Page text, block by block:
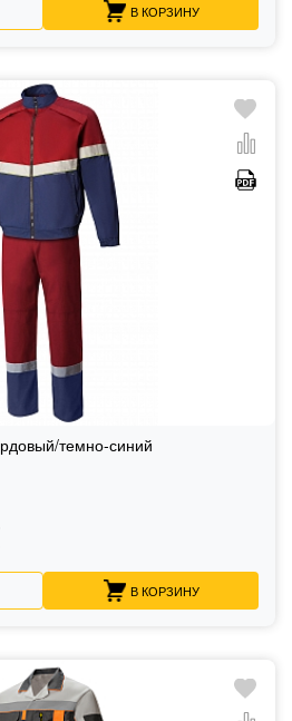
В КОРЗИНУ
темно-синий
В КОРЗИНУ